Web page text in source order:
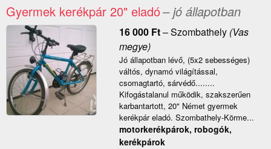
Gyermek kerékpár 20" eladó– jó állapotban
16 000 Ft–Szombathely(Vas
megye)
Jó állapotban lévő, (5x2 sebességes)
váltós, dynamó világítással,
csomagtartó, sárvédő........
Kifogástalanul működik, szakszerűen
karbantartott, 20" Német gyermek
kerékpár eladó. Szombathely-Körme...
motorkerékpárok, robogók,
kerékpárok